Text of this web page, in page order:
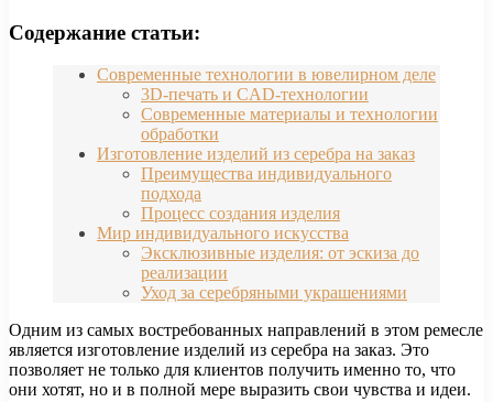
Содержание статьи:
Современные технологии в ювелирном деле
3D-печать и CAD-технологии
Современные материалы и технологии
обработки
Изготовление изделий из серебра на заказ
Преимущества индивидуального
подхода
Процесс создания изделия
Мир индивидуального искусства
Эксклюзивные изделия: от эскиза до
реализации
Уход за серебряными украшениями
Одним из самых востребованных направлений в этом ремесле
является изготовление изделий из серебра на заказ. Это
позволяет не только для клиентов получить именно то, что
они хотят, но и в полной мере выразить свои чувства и идеи.